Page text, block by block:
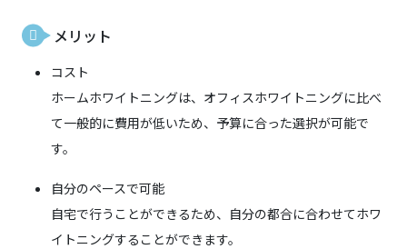
メリット
コスト
ホームホワイトニングは、オフィスホワイトニングに比べ
て一般的に費用が低いため、予算に合った選択が可能で
す。
自分のペースで可能
自宅で行うことができるため、自分の都合に合わせてホワ
イトニングすることができます。